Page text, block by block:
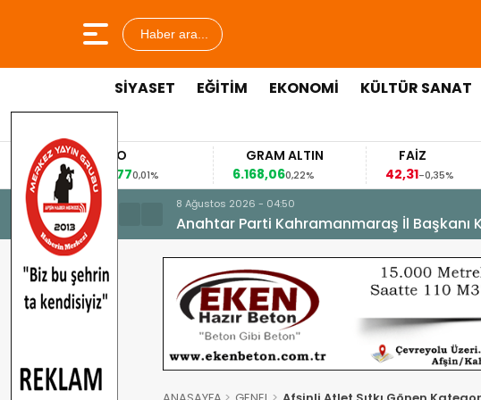
Haber ara...
SİYASET EĞİTİM EKONOMİ KÜLTÜR SANAT
EURO
53,8477
0,01%
GRAM ALTIN
6.168,06
0,22%
FAİZ
42,31
-0,35%
8 Ağustos 2026 - 04:50
Anahtar Parti Kahramanmaraş İl Başkanı